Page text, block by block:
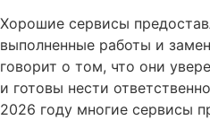
Хорошие сервисы
выполненные работы и
говорит о том, что они
и готовы нести
2026 году многие сервисы